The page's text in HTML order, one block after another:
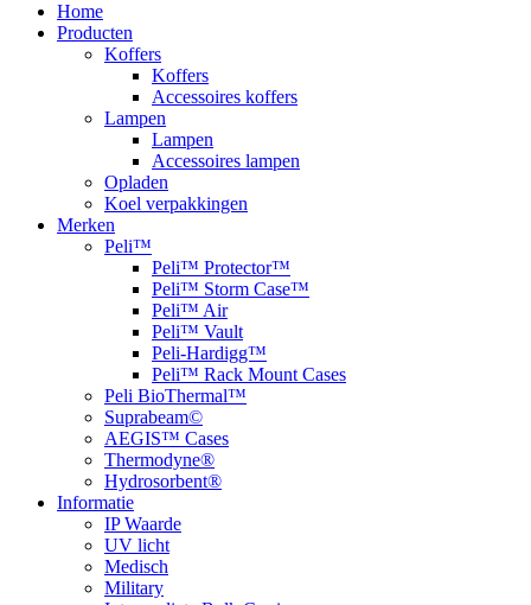
Home
Producten
Koffers
Koffers
Accessoires koffers
Lampen
Lampen
Accessoires lampen
Opladen
Koel verpakkingen
Merken
Peli™
Peli™ Protector™
Peli™ Storm Case™
Peli™ Air
Peli™ Vault
Peli-Hardigg™
Peli™ Rack Mount Cases
Peli BioThermal™
Suprabeam©
AEGIS™ Cases
Thermodyne®
Hydrosorbent®
Informatie
IP Waarde
UV licht
Medisch
Military